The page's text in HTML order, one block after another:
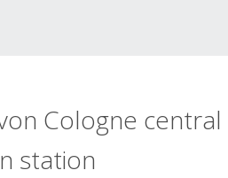
Cologne central
station